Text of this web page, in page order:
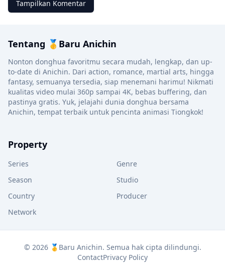
Tampilkan Komentar
Tentang 🥇Baru Anichin
Nonton donghua favoritmu secara mudah, lengkap, dan up-
to-date di Anichin. Dari action, romance, martial arts, hingga
fantasy, semuanya tersedia, siap menemani harimu! Nikmati
kualitas video mulai 360p sampai 4K, bebas buffering, dan
pastinya gratis. Yuk, jelajahi dunia donghua bersama
Anichin, tempat terbaik untuk pencinta animasi Tiongkok!
Property
Series
Genre
Season
Studio
Country
Producer
Network
© 2026 🥇Baru Anichin. Semua hak cipta dilindungi.
ContactPrivacy Policy